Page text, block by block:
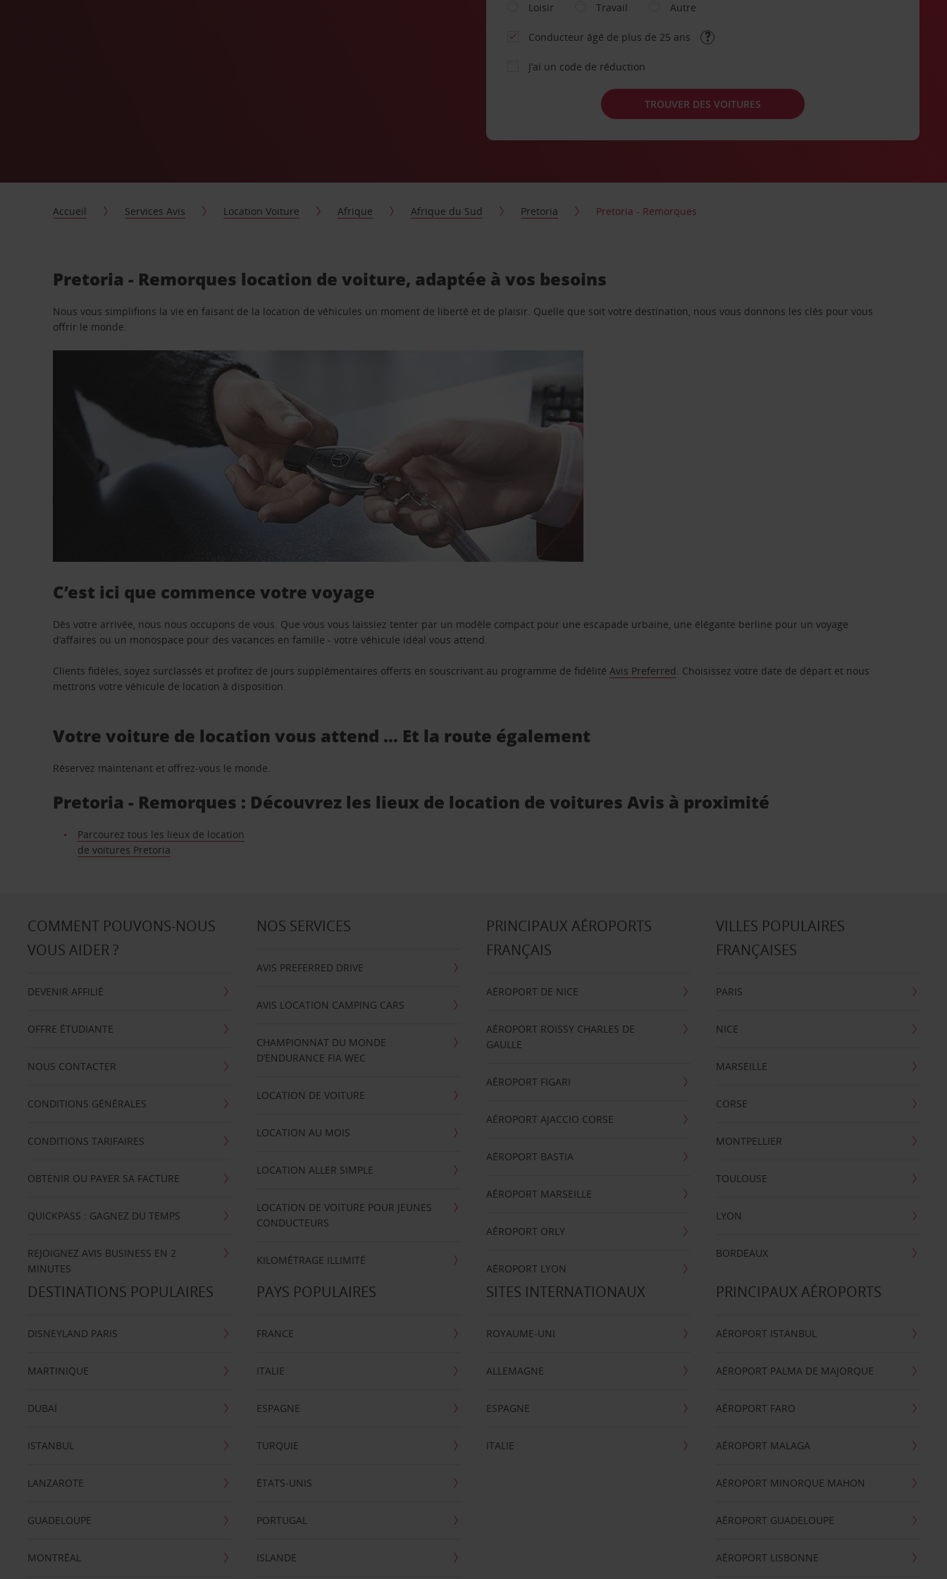
Loisir
Travail Autre
Conducteur âgé de plus de 25 ans
J’ai un code de réduction
TROUVER DES VOITURES
Accueil Services Avis Location Voiture Afrique Afrique du Sud Pretoria Pretoria - Remorques
Pretoria - Remorques location de voiture, adaptée à vos besoins
Nous vous simplifions la vie en faisant de la location de véhicules un moment de liberté et de plaisir. Quelle que soit votre destination, nous vous donnons les clés pour vous
offrir le monde.
C’est ici que commence votre voyage
Dès votre arrivée, nous nous occupons de vous. Que vous vous laissiez tenter par un modèle compact pour une escapade urbaine, une élégante berline pour un voyage
d’affaires ou un monospace pour des vacances en famille - votre véhicule idéal vous attend.
Clients fidèles, soyez surclassés et profitez de jours supplémentaires offerts en souscrivant au programme de fidélitéAvis Preferred. Choisissez votre date de départ et nous
mettrons votre véhicule de location à disposition.
Votre voiture de location vous attend … Et la route également
Réservez maintenant et offrez-vous le monde.
Pretoria - Remorques : Découvrez les lieux de location de voitures Avis à proximité
Parcourez tous les lieux de location
de voitures Pretoria
COMMENT POUVONS-NOUS
VOUS AIDER ?
DEVENIR AFFILIÉ
OFFRE ÉTUDIANTE
NOUS CONTACTER
CONDITIONS GÉNÉRALES
CONDITIONS TARIFAIRES
OBTENIR OU PAYER SA FACTURE
QUICKPASS : GAGNEZ DU TEMPS
REJOIGNEZ AVIS BUSINESS EN 2
MINUTES
NOS SERVICES
AVIS PREFERRED DRIVE
AVIS LOCATION CAMPING CARS
CHAMPIONNAT DU MONDE
D’ENDURANCE FIA WEC
LOCATION DE VOITURE
LOCATION AU MOIS
LOCATION ALLER SIMPLE
LOCATION DE VOITURE POUR JEUNES
CONDUCTEURS
KILOMÉTRAGE ILLIMITÉ
PRINCIPAUX AÉROPORTS
FRANÇAIS
AÉROPORT DE NICE
AÉROPORT ROISSY CHARLES DE
GAULLE
AÉROPORT FIGARI
AÉROPORT AJACCIO CORSE
AÉROPORT BASTIA
AÉROPORT MARSEILLE
AÉROPORT ORLY
AÉROPORT LYON
VILLES POPULAIRES
FRANÇAISES
PARIS
NICE
MARSEILLE
CORSE
MONTPELLIER
TOULOUSE
LYON
BORDEAUX
DESTINATIONS POPULAIRES
DISNEYLAND PARIS
MARTINIQUE
DUBAÏ
ISTANBUL
LANZAROTE
GUADELOUPE
MONTRÉAL
PAYS POPULAIRES
FRANCE
ITALIE
ESPAGNE
TURQUIE
ÉTATS-UNIS
PORTUGAL
ISLANDE
SITES INTERNATIONAUX
ROYAUME-UNI
ALLEMAGNE
ESPAGNE
ITALIE
PRINCIPAUX AÉROPORTS
AÉROPORT ISTANBUL
AÉROPORT PALMA DE MAJORQUE
AÉROPORT FARO
AÉROPORT MALAGA
AÉROPORT MINORQUE MAHON
AÉROPORT GUADELOUPE
AÉROPORT LISBONNE